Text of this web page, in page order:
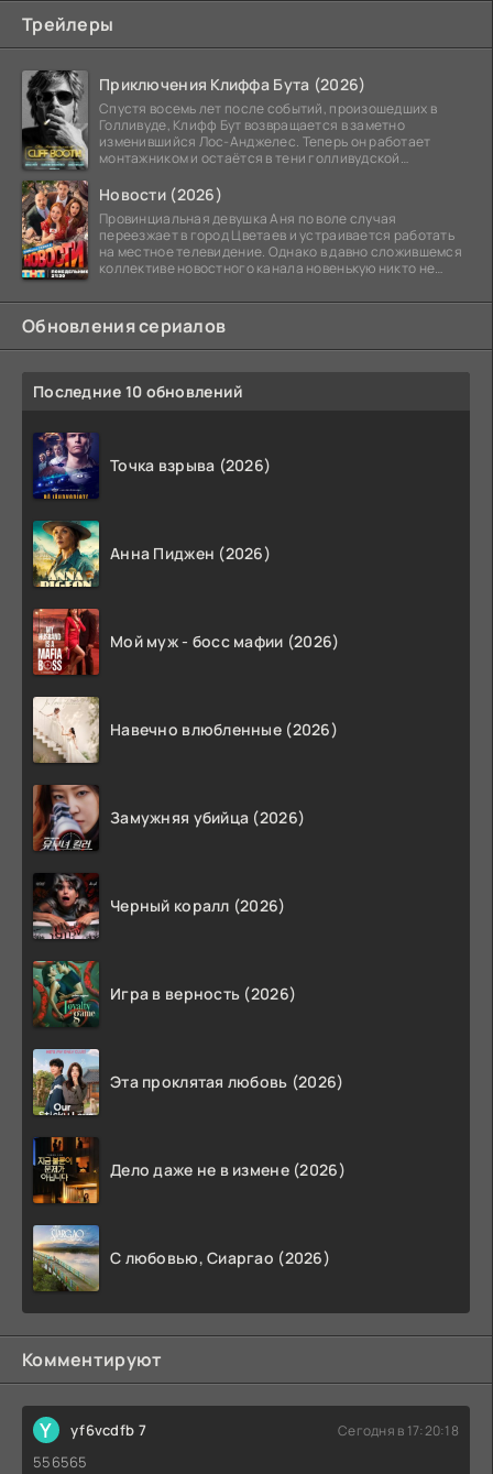
Трейлеры
Приключения Клиффа Бута (2026)
Спустя восемь лет после событий, произошедших в
Голливуде, Клифф Бут возвращается в заметно
изменившийся Лос-Анджелес. Теперь он работает
монтажником и остаётся в тени голливудской
Новости (2026)
Провинциальная девушка Аня по воле случая
переезжает в город Цветаев и устраивается работать
на местное телевидение. Однако в давно сложившемся
коллективе новостного канала новенькую никто не
Обновления сериалов
Последние 10 обновлений
Точка взрыва (2026)
Анна Пиджен (2026)
Мой муж - босс мафии (2026)
Навечно влюбленные (2026)
Замужняя убийца (2026)
Черный коралл (2026)
Игра в верность (2026)
Эта проклятая любовь (2026)
Дело даже не в измене (2026)
С любовью, Сиаргао (2026)
Комментируют
Y yf6vcdfb 7 Сегодня в 17:20:18
556565